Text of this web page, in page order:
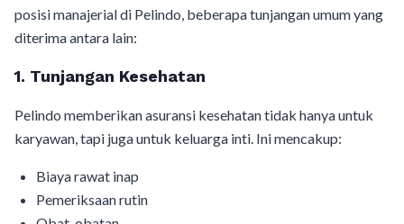
posisi manajerial di Pelindo, beberapa tunjangan umum yang
diterima antara lain:
1. Tunjangan Kesehatan
Pelindo memberikan asuransi kesehatan tidak hanya untuk
karyawan, tapi juga untuk keluarga inti. Ini mencakup:
Biaya rawat inap
Pemeriksaan rutin